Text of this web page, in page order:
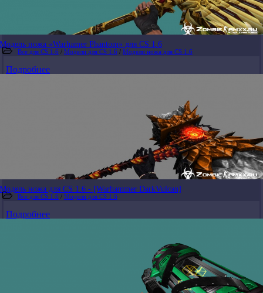
Модель ножа «Warhamer Phantom» для CS 1.6
Все для CS 1.6 / Модели для CS 1.6 / Модели ножа для CS 1.6
Подробнее
Модель ножа для CS 1.6 - [Warhammer DarkVulcan]
Все для CS 1.6 / Модели для CS 1.6
Подробнее